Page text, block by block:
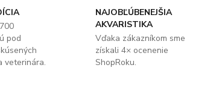
pod
veterinára.
NAJOBĽÚBENEJŠIA
AKVARISTIKA
Vďaka zákazníkom sme
získali 4× ocenenie
ShopRoku.